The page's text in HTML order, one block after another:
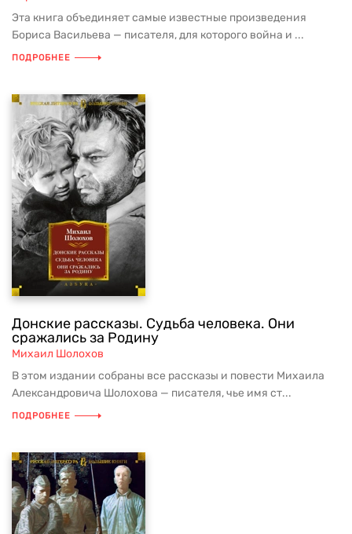
Эта книга объединяет самые известные произведения
Бориса Васильева — писателя, для которого война и ...
ПОДРОБНЕЕ
Донские рассказы. Судьба человека. Они
сражались за Родину
Михаил Шолохов
В этом издании собраны все рассказы и повести Михаила
Александровича Шолохова — писателя, чье имя ст...
ПОДРОБНЕЕ